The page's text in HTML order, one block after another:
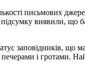
письмових
виявили, що
заповідників,
і гротами.